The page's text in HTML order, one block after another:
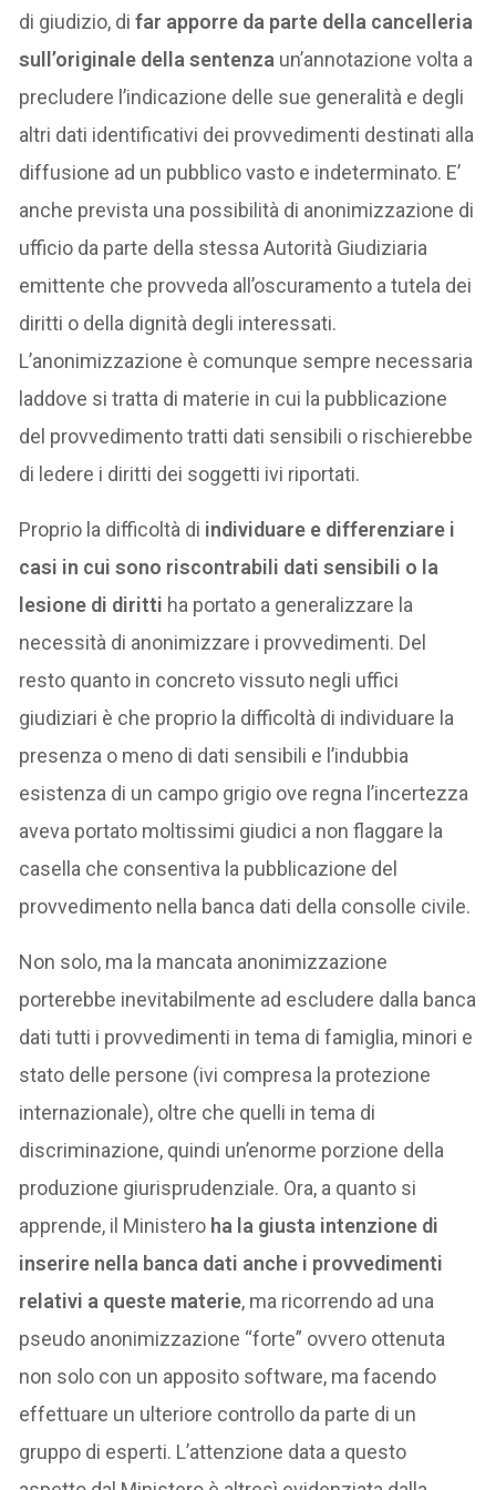
di giudizio, difar apporre da parte della cancelleria
sull’originale della sentenza un’annotazione volta a
precludere l’indicazione delle sue generalità e degli
altri dati identificativi dei provvedimenti destinati alla
diffusione ad un pubblico vasto e indeterminato. E’
anche prevista una possibilità di anonimizzazione di
ufficio da parte della stessa Autorità Giudiziaria
emittente che provveda all’oscuramento a tutela dei
diritti o della dignità degli interessati.
L’anonimizzazione è comunque sempre necessaria
laddove si tratta di materie in cui la pubblicazione
del provvedimento tratti dati sensibili o rischierebbe
di ledere i diritti dei soggetti ivi riportati.
Proprio la difficoltà di individuare e differenziare i
casi in cui sono riscontrabili dati sensibili o la
lesione di diritti ha portato a generalizzare la
necessità di anonimizzare i provvedimenti. Del
resto quanto in concreto vissuto negli uffici
giudiziari è che proprio la difficoltà di individuare la
presenza o meno di dati sensibili e l’indubbia
esistenza di un campo grigio ove regna l’incertezza
aveva portato moltissimi giudici a non flaggare la
casella che consentiva la pubblicazione del
provvedimento nella banca dati della consolle civile.
Non solo, ma la mancata anonimizzazione
porterebbe inevitabilmente ad escludere dalla banca
dati tutti i provvedimenti in tema di famiglia, minori e
stato delle persone (ivi compresa la protezione
internazionale), oltre che quelli in tema di
discriminazione, quindi un’enorme porzione della
produzione giurisprudenziale. Ora, a quanto si
apprende, il Ministero ha la giusta intenzione di
inserire nella banca dati anche i provvedimenti
relativi a queste materie, ma ricorrendo ad una
pseudo anonimizzazione “forte” ovvero ottenuta
non solo con un apposito software, ma facendo
effettuare un ulteriore controllo da parte di un
gruppo di esperti. L’attenzione data a questo